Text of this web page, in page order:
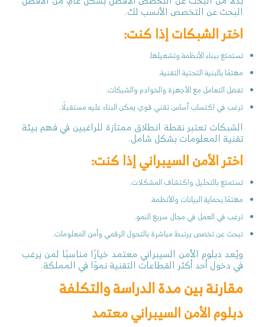
البحث عن التخصص الأنسب لك.
اختر الشبكات إذا كنت:
تستمتع ببناء الأنظمة وتشغيلها.
مهتمًا بالبنية التحتية التقنية.
تفضل التعامل مع الأجهزة والخوادم والشبكات.
ترغب في اكتساب أساس تقني قوي يمكن البناء عليه مستقبلًا.
الشبكات تعتبر نقطة انطلاق ممتازة للراغبين في فهم بيئة
تقنية المعلومات بشكل شامل.
اختر الأمن السيبراني إذا كنت:
تستمتع بالتحليل واكتشاف المشكلات.
مهتمًا بحماية البيانات والأنظمة.
ترغب في العمل في مجال سريع النمو.
تبحث عن تخصص يرتبط مباشرة بالتحول الرقمي وأمن المعلومات.
ويُعد دبلوم الأمن السيبراني معتمد خيارًا مناسبًا لمن يرغب
في دخول أحد أكثر القطاعات التقنية نموًا في المملكة.
مقارنة بين مدة الدراسة والتكلفة
دبلوم الأمن السيبراني معتمد